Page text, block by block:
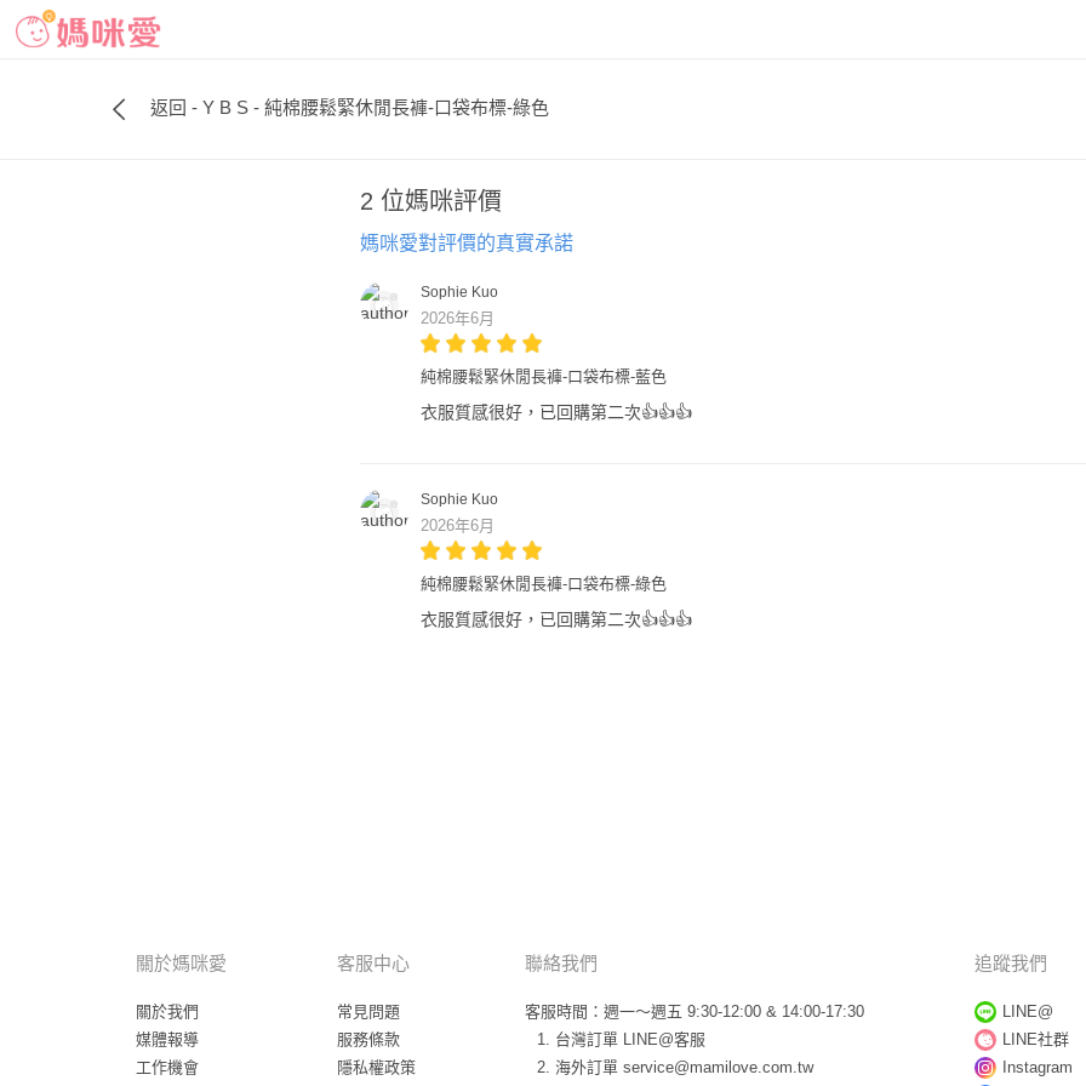
返回 - Y B S - 純棉腰鬆緊休閒長褲-口袋布標-綠色
2 位媽咪評價
媽咪愛對評價的真實承諾
Sophie Kuo
2026年6月
純棉腰鬆緊休閒長褲-口袋布標-藍色
衣服質感很好，已回購第二次👍👍👍
Sophie Kuo
2026年6月
純棉腰鬆緊休閒長褲-口袋布標-綠色
衣服質感很好，已回購第二次👍👍👍
關於媽咪愛
關於我們
媒體報導
工作機會
客服中心
常見問題
服務條款
隱私權政策
聯絡我們
客服時間：週一～週五 9:30-12:00 & 14:00-17:30
台灣訂單 LINE@客服
海外訂單 service@mamilove.com.tw
追蹤我們
LINE@
LINE社群
Instagram